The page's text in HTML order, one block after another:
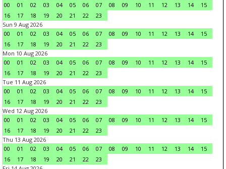
00
01 02 03 04 05 06 07 08 09 10 11 12 13 14
15
16
17 18 19 20 21 22
23
Sun 9 Aug 2026
00
01 02 03 04 05 06 07 08 09 10 11 12 13 14
15
16
17 18 19 20 21 22
23
Mon 10 Aug 2026
00
01 02 03 04 05 06 07 08 09 10 11 12 13 14
15
16
17 18 19 20 21 22
23
Tue 11 Aug 2026
00
01 02 03 04 05 06 07 08 09 10 11 12 13 14
15
16
17 18 19 20 21 22
23
Wed 12 Aug 2026
00
01 02 03 04 05 06 07 08 09 10 11 12 13 14
15
16
17 18 19 20 21 22
23
Thu 13 Aug 2026
00
01 02 03 04 05 06 07 08 09 10 11 12 13 14
15
16
17 18 19 20 21 22
23